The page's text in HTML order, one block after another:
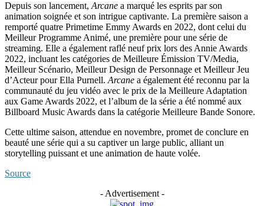
Depuis son lancement, Arcane a marqué les esprits par son
animation soignée et son intrigue captivante. La première saison a
remporté quatre Primetime Emmy Awards en 2022, dont celui du
Meilleur Programme Animé, une première pour une série de
streaming. Elle a également raflé neuf prix lors des Annie Awards
2022, incluant les catégories de Meilleure Émission TV/Media,
Meilleur Scénario, Meilleur Design de Personnage et Meilleur Jeu
d’Acteur pour Ella Purnell. Arcane a également été reconnu par la
communauté du jeu vidéo avec le prix de la Meilleure Adaptation
aux Game Awards 2022, et l’album de la série a été nommé aux
Billboard Music Awards dans la catégorie Meilleure Bande Sonore.
Cette ultime saison, attendue en novembre, promet de conclure en
beauté une série qui a su captiver un large public, alliant un
storytelling puissant et une animation de haute volée.
Source
- Advertisement -